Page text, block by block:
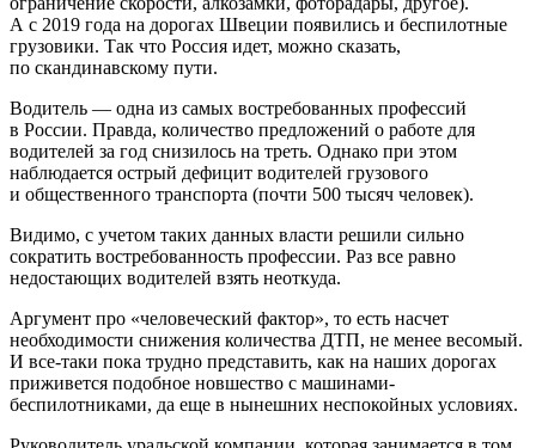
А с 2019 года на дорогах Швеции появились и беспилотные
грузовики. Так что Россия идет, можно сказать,
по скандинавскому пути.
Водитель — одна из самых востребованных профессий
в России. Правда, количество предложений о работе для
водителей за год снизилось на треть. Однако при этом
наблюдается острый дефицит водителей грузового
и общественного транспорта (почти 500 тысяч человек).
Видимо, с учетом таких данных власти решили сильно
сократить востребованность профессии. Раз все равно
недостающих водителей взять неоткуда.
Аргумент про «человеческий фактор», то есть насчет
необходимости снижения количества ДТП, не менее весомый.
И все-таки пока трудно представить, как на наших дорогах
приживется подобное новшество с машинами-
беспилотниками, да еще в нынешних неспокойных условиях.